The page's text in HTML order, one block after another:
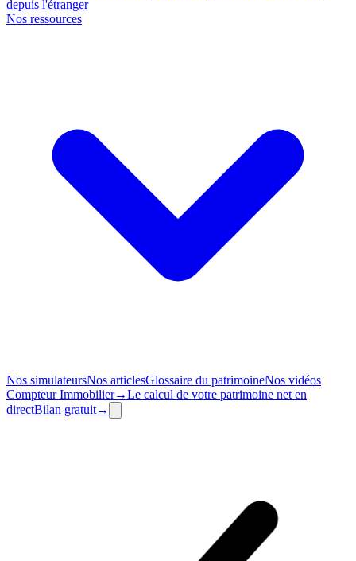
depuis l'étranger
Nos ressources
Nos simulateursNos articlesGlossaire du patrimoineNos vidéos
CompteurImmobilier→Le calcul de votre patrimoine net en
directBilan gratuit→